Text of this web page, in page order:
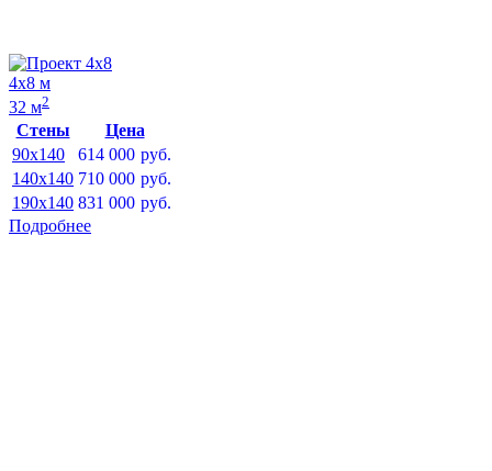
4х8 м
32 м2
Стены
Цена
90x140
614 000 руб.
140x140 710 000 руб.
190x140 831 000 руб.
Подробнее